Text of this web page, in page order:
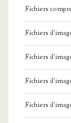
Fichiers
Fichiers
Fichiers
Fichiers
Fichiers